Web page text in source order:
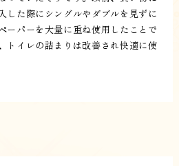
した際にシングルやダブルを見ずに
ーパーを大量に重ね使用したことで
トイレの詰まりは改善され快適に使